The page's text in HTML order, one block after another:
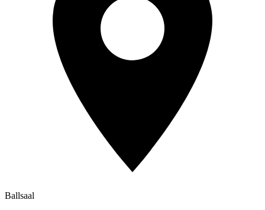
Ballsaal